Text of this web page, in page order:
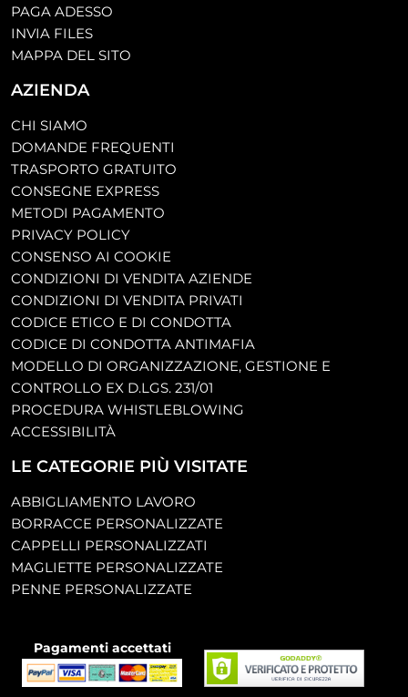
PAGA ADESSO
INVIA FILES
MAPPA DEL SITO
AZIENDA
CHI SIAMO
DOMANDE FREQUENTI
TRASPORTO GRATUITO
CONSEGNE EXPRESS
METODI PAGAMENTO
PRIVACY POLICY
CONSENSO AI COOKIE
CONDIZIONI DI VENDITA AZIENDE
CONDIZIONI DI VENDITA PRIVATI
CODICE ETICO E DI CONDOTTA
CODICE DI CONDOTTA ANTIMAFIA
MODELLO DI ORGANIZZAZIONE, GESTIONE E
CONTROLLO EX D.LGS. 231/01
PROCEDURA WHISTLEBLOWING
ACCESSIBILITÀ
LE CATEGORIE PIÙ VISITATE
ABBIGLIAMENTO LAVORO
BORRACCE PERSONALIZZATE
CAPPELLI PERSONALIZZATI
MAGLIETTE PERSONALIZZATE
PENNE PERSONALIZZATE
Pagamenti accettati